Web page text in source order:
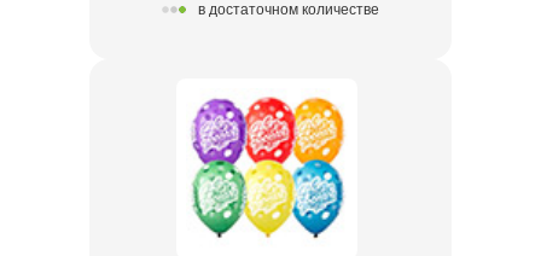
в достаточном количестве